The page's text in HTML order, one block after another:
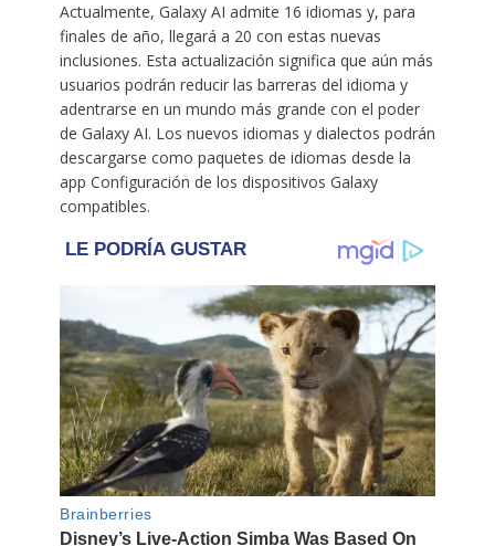
Actualmente, Galaxy AI admite 16 idiomas y, para
finales de año, llegará a 20 con estas nuevas
inclusiones. Esta actualización significa que aún más
usuarios podrán reducir las barreras del idioma y
adentrarse en un mundo más grande con el poder
de Galaxy AI. Los nuevos idiomas y dialectos podrán
descargarse como paquetes de idiomas desde la
app Configuración de los dispositivos Galaxy
compatibles.